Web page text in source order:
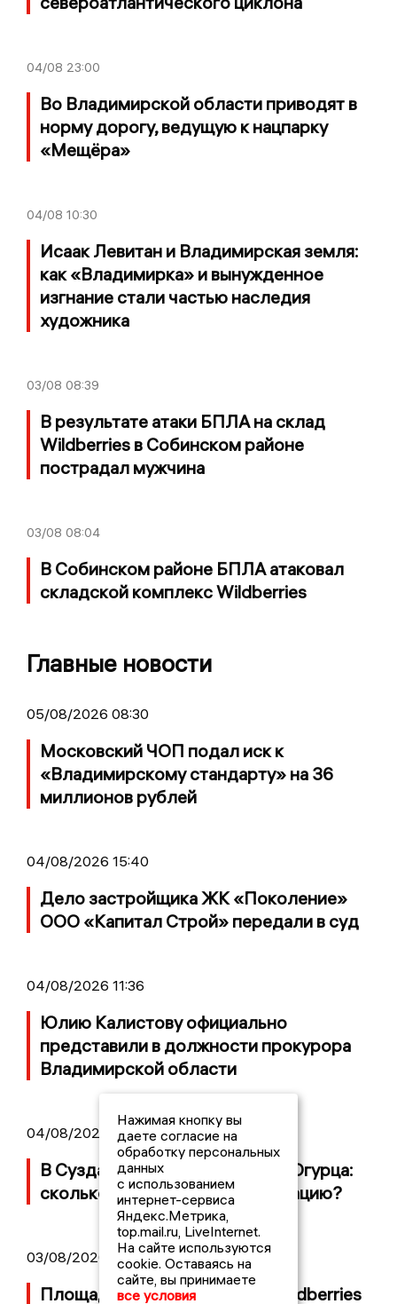
04/08 23:00
Во Владимирской области приводят в
норму дорогу, ведущую к нацпарку
«Мещёра»
04/08 10:30
Исаак Левитан и Владимирская земля:
как «Владимирка» и вынужденное
изгнание стали частью наследия
художника
03/08 08:39
В результате атаки БПЛА на склад
Wildberries в Собинском районе
пострадал мужчина
03/08 08:04
В Собинском районе БПЛА атаковал
складской комплекс Wildberries
Главные новости
05/08/2026 08:30
Московский ЧОП подал иск к
«Владимирскому стандарту» на 36
миллионов рублей
04/08/2026 15:40
Дело застройщика ЖК «Поколение»
ООО «Капитал Строй» передали в суд
04/08/2026 11:36
Юлию Калистову официально
представили в должности прокурора
Владимирской области
04/08/2026 09:01
В Суздале прошёл Фестиваль Огурца:
сколько потратили на организацию?
03/08/2026 14:13
Площадь пожара на складе Wildberries
Нажимая кнопку вы
даете согласие на
обработку персональных
данных
с использованием
интернет-сервиса
Яндекс.Метрика,
top.mail.ru, LiveInternet.
На сайте используются
cookie. Оставаясь на
сайте, вы принимаете
все условия